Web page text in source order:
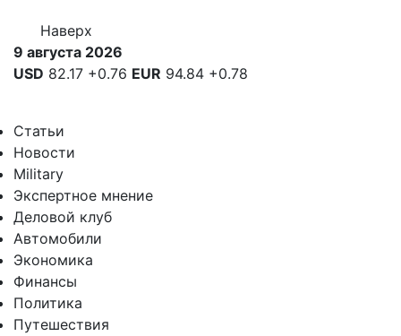
Наверх
9 августа 2026
USD 82.17 +0.76 EUR 94.84 +0.78
Статьи
Новости
Military
Экспертное мнение
Деловой клуб
Автомобили
Экономика
Финансы
Политика
Путешествия